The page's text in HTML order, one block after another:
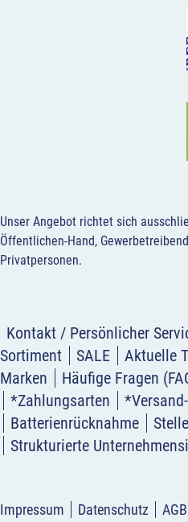
Unser Angebot richtet sich
Öffentlichen-Hand,
Privatpersonen.
Kontakt / Persönlicher
Sortiment
SALE Aktuelle
Marken
Häufige Fragen
*Zahlungsarten
Batterienrücknahme
Strukturierte
Impressum Datenschutz AGB